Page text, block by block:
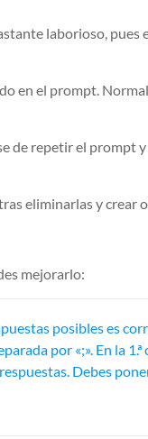
laborioso, pues
en el prompt.
de repetir el prompt
eliminarlas y crear
mejorarlo:
posibles es
por «;». En la 1.ª
Debes